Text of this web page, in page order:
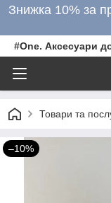
Знижка 10% за
#One. Аксесуари
Товари та
–10%